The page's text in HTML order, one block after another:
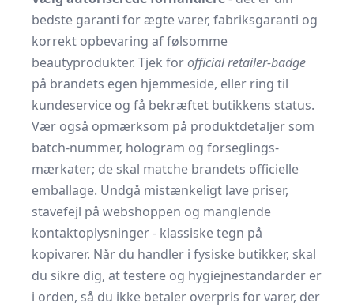
bedste garanti for ægte varer, fabriks­garanti og
korrekt opbevaring af følsomme
beautyprodukter. Tjek forofficial retailer-badge
på brandets egen hjemmeside, eller ring til
kundeservice og få bekræftet butikkens status.
Vær også opmærksom på produktdetaljer som
batch-nummer, hologram og forseglings­
mærkater; de skal matche brandets officielle
emballage. Undgå mistænkeligt lave priser,
stavefejl på webshoppen og manglende
kontaktoplysninger - klassiske tegn på
kopivarer. Når du handler i fysiske butikker, skal
du sikre dig, at testere og hygiejne­standarder er
i orden, så du ikke betaler overpris for varer, der